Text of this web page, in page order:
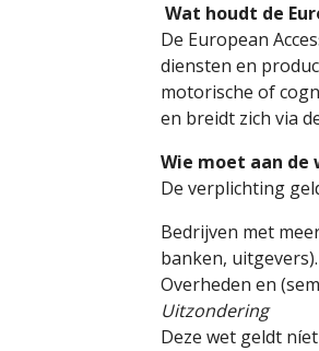
Wat houdt de
De European
diensten en
motorische of
en breidt zich via
Wie moet aan de
De verplichting
Bedrijven met
banken, uitgevers).
Overheden en
Uitzondering
Deze wet geldt